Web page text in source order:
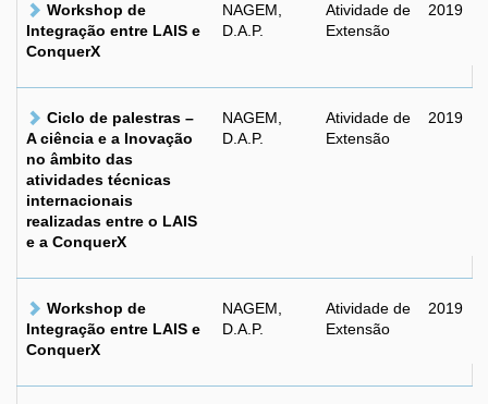
Workshop de
Integração entre LAIS e
ConquerX
NAGEM,
D.A.P.
Atividade de
Extensão
2019
Ciclo de palestras –
A ciência e a Inovação
no âmbito das
atividades técnicas
internacionais
realizadas entre o LAIS
e a ConquerX
NAGEM,
D.A.P.
Atividade de
Extensão
2019
Workshop de
Integração entre LAIS e
ConquerX
NAGEM,
D.A.P.
Atividade de
Extensão
2019